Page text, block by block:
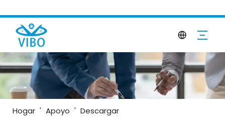
Hogar ' Apoyo ' Descargar